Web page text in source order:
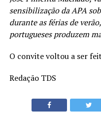
sensibilização da APA
durante as férias de
portugueses produzem
O convite voltou a ser
Redação TDS